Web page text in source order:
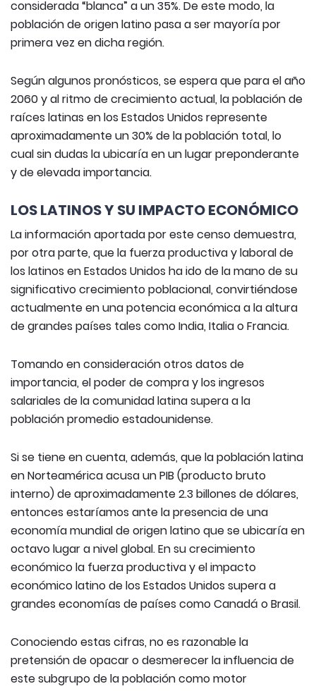
considerada “blanca” a un 35%. De este modo, la
población de origen latino pasa a ser mayoría por
primera vez en dicha región.
Según algunos pronósticos, se espera que para el año
2060 y al ritmo de crecimiento actual, la población de
raíces latinas en los Estados Unidos represente
aproximadamente un 30% de la población total, lo
cual sin dudas la ubicaría en un lugar preponderante
y de elevada importancia.
LOS LATINOS Y SU IMPACTO ECONÓMICO
La información aportada por este censo demuestra,
por otra parte, que la fuerza productiva y laboral de
los latinos en Estados Unidos ha ido de la mano de su
significativo crecimiento poblacional, convirtiéndose
actualmente en una potencia económica a la altura
de grandes países tales como India, Italia o Francia.
Tomando en consideración otros datos de
importancia, el poder de compra y los ingresos
salariales de la comunidad latina supera a la
población promedio estadounidense.
Si se tiene en cuenta, además, que la población latina
en Norteamérica acusa un PIB (producto bruto
interno) de aproximadamente 2.3 billones de dólares,
entonces estaríamos ante la presencia de una
economía mundial de origen latino que se ubicaría en
octavo lugar a nivel global. En su crecimiento
económico la fuerza productiva y el impacto
económico latino de los Estados Unidos supera a
grandes economías de países como Canadá o Brasil.
Conociendo estas cifras, no es razonable la
pretensión de opacar o desmerecer la influencia de
este subgrupo de la población como motor